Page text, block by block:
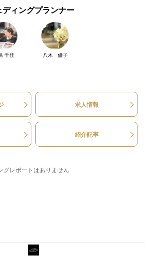
ディングプランナー
千佳 八木 優子
求人情報
紹介記事
グレポートはありません